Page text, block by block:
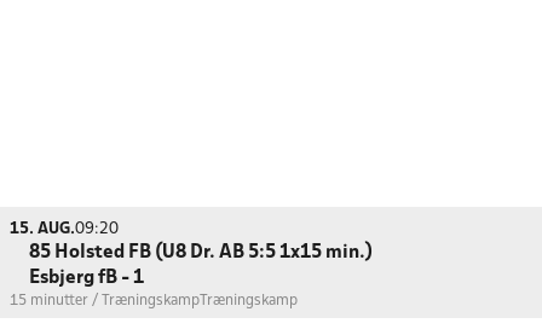
15. AUG.09:20
85 Holsted FB (U8 Dr. AB 5:5 1x15 min.)
Esbjerg fB - 1
15 minutter / Træningskamp Træningskamp